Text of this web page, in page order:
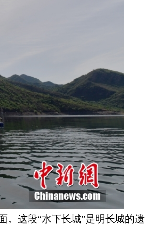
这段“水下长城”是明长城的遗